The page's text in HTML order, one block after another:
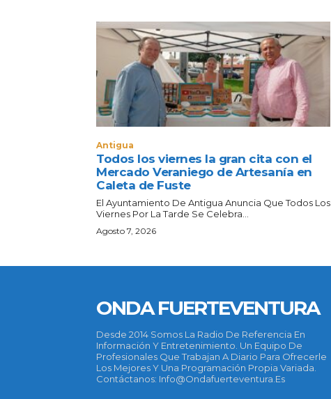
Antigua
Todos los viernes la gran cita con el
Mercado Veraniego de Artesanía en
Caleta de Fuste
El Ayuntamiento De Antigua Anuncia Que Todos Los
Viernes Por La Tarde Se Celebra...
Agosto 7, 2026
ONDA FUERTEVENTURA
Desde 2014 Somos La Radio De Referencia En
Información Y Entretenimiento. Un Equipo De
Profesionales Que Trabajan A Diario Para Ofrecerle
Los Mejores Y Una Programación Propia Variada.
Contáctanos: Info@ondafuerteventura.es